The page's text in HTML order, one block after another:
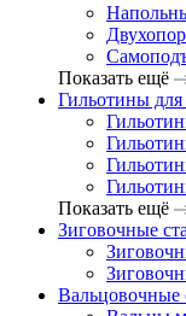
Показать ещё
Гильотины для
Показать ещё
Зиговочные
Вальцовочные